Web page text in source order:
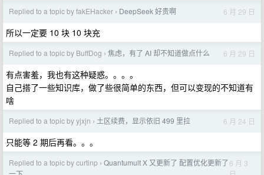
Replied to a topic by fakEHacker › DeepSeek 好贵啊 6 月 29 日
所以一定要 10 块 10 块充
Replied to a topic by BuffDog › 焦虑，有了 AI 却不知道做点什么 6 月 29 日
有点害羞，我也有这种疑惑。。。。
自己搭了一些知识库，做了些很简单的东西，但可以变现的不知道有
啥
Replied to a topic by yjxjn › 土区续费，显示依旧 499 里拉 6 月 24 日
只能等 2 期后再看。。。
Replied to a topic by curtinp › Quantumult X 又更新了 配置优化更新了6 月 3